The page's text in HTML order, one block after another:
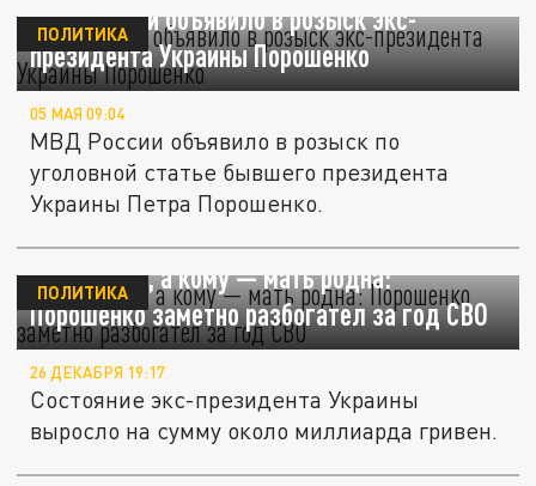
МВД России объявило в розыск экс-
президента Украины Порошенко
ПОЛИТИКА
05 МАЯ 09:04
МВД России объявило в розыск по
уголовной статье бывшего президента
Украины Петра Порошенко.
Кому война, а кому — мать родна:
Порошенко заметно разбогател за год СВО
ПОЛИТИКА
26 ДЕКАБРЯ 19:17
Состояние экс-президента Украины
выросло на сумму около миллиарда гривен.